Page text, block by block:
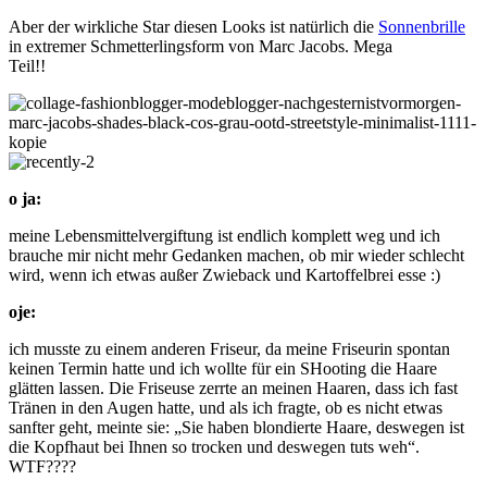
Aber der wirkliche Star diesen Looks ist natürlich die Sonnenbrille
in extremer Schmetterlingsform von Marc Jacobs. Mega
Teil!!
o ja:
meine Lebensmittelvergiftung ist endlich komplett weg und ich
brauche mir nicht mehr Gedanken machen, ob mir wieder schlecht
wird, wenn ich etwas außer Zwieback und Kartoffelbrei esse :)
oje:
ich musste zu einem anderen Friseur, da meine Friseurin spontan
keinen Termin hatte und ich wollte für ein SHooting die Haare
glätten lassen. Die Friseuse zerrte an meinen Haaren, dass ich fast
Tränen in den Augen hatte, und als ich fragte, ob es nicht etwas
sanfter geht, meinte sie: „Sie haben blondierte Haare, deswegen ist
die Kopfhaut bei Ihnen so trocken und deswegen tuts weh“.
WTF????